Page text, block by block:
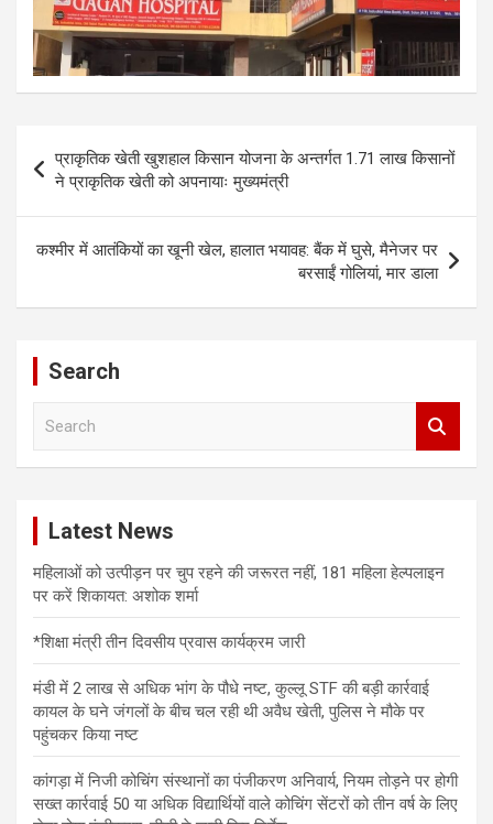
navigation
प्राकृतिक खेती खुशहाल किसान योजना के अन्तर्गत 1.71 लाख किसानों
ने प्राकृतिक खेती को अपनायाः मुख्यमंत्री
कश्मीर में आतंकियों का खूनी खेल, हालात भयावह: बैंक में घुसे, मैनेजर पर
बरसाईं गोलियां, मार डाला
Search
Latest News
महिलाओं को उत्पीड़न पर चुप रहने की जरूरत नहीं, 181 महिला हेल्पलाइन
पर करें शिकायत: अशोक शर्मा
*शिक्षा मंत्री तीन दिवसीय प्रवास कार्यक्रम जारी
मंडी में 2 लाख से अधिक भांग के पौधे नष्ट, कुल्लू STF की बड़ी कार्रवाई
कायल के घने जंगलों के बीच चल रही थी अवैध खेती, पुलिस ने मौके पर
पहुंचकर किया नष्ट
कांगड़ा में निजी कोचिंग संस्थानों का पंजीकरण अनिवार्य, नियम तोड़ने पर होगी
सख्त कार्रवाई 50 या अधिक विद्यार्थियों वाले कोचिंग सेंटरों को तीन वर्ष के लिए